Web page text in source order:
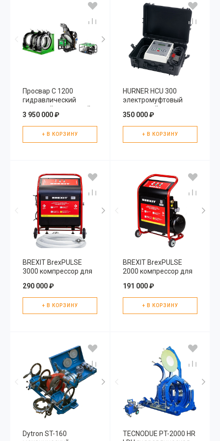
Просвар С 1200
гидравлический
стыковой сварочный
аппарат для пнд труб
3 950 000 ₽
+ В КОРЗИНУ
HURNER HCU 300
электромуфтовый
сварочный аппарат
350 000 ₽
+ В КОРЗИНУ
BREXIT BrexPULSE
3000 компрессор для
отопления и
водоснабжения
290 000 ₽
+ В КОРЗИНУ
BREXIT BrexPULSE
2000 компрессор для
отопления и
питьевого
водоснабжения, без
инжектора и
191 000 ₽
+ В КОРЗИНУ
Dytron ST-160
TECNODUE PT-2000 HR